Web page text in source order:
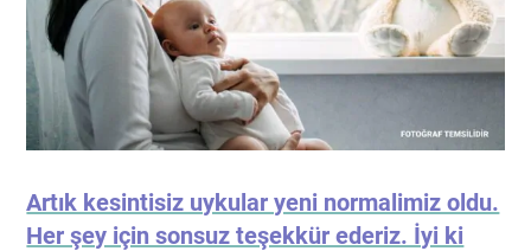
Artık kesintisiz uykular yeni normalimiz oldu.
Her şey için sonsuz teşekkür ederiz. İyi ki